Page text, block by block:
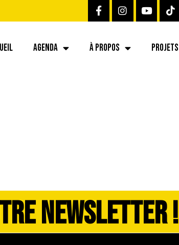
AGENDA À PROPOS PROJETS
NEWSLETTER !